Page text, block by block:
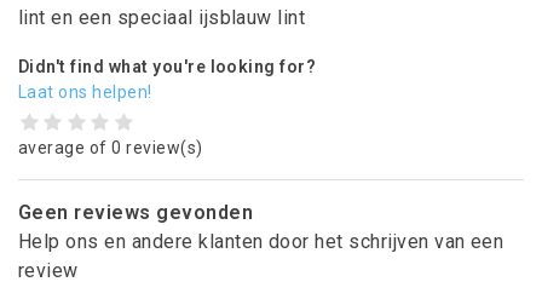
lint en een speciaal ijsblauw lint
Didn't find what you're looking for?
Laat ons helpen!
average of 0 review(s)
Geen reviews gevonden
Help ons en andere klanten door het schrijven van een
review